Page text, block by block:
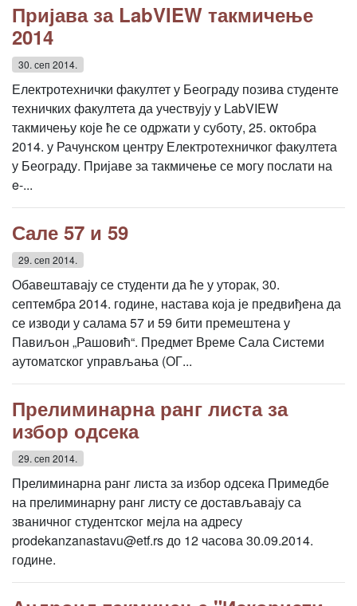
Пријава за LabVIEW такмичење
2014
30. сеп 2014.
Електротехнички факултет у Београду позива студенте
техничких факултета да учествују у LabVIEW
такмичењу које ће се одржати у суботу, 25. октобра
2014. у Рачунском центру Електротехничког факултета
у Београду. Пријаве за такмичење се могу послати на
e-...
Сале 57 и 59
29. сеп 2014.
Обавештавају се студенти да ће у уторак, 30.
септембра 2014. године, настава која је предвиђена да
се изводи у салама 57 и 59 бити премештена у
Павиљон „Рашовић“. Предмет Време Сала Системи
аутоматског управљања (ОГ...
Прелиминарна ранг листа за
избор одсека
29. сеп 2014.
Прелиминарна ранг листа за избор одсека Примедбе
на прелиминарну ранг листу се достављавају са
званичног студентског мејла на адресу
prodekanzanastavu@etf.rs до 12 часова 30.09.2014.
године.